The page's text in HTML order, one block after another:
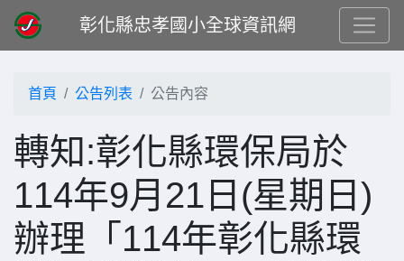
彰化縣忠孝國小全球資訊網
首頁 公告列表 公告內容
轉知:彰化縣環保局於
114年9月21日(星期日)
辦理「114年彰化縣環